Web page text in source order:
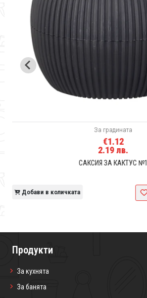
За градината
€1.12
2.19 лв.
САКСИЯ ЗА КАКТУС №1
Добави в количката
Продукти
За кухнята
За банята